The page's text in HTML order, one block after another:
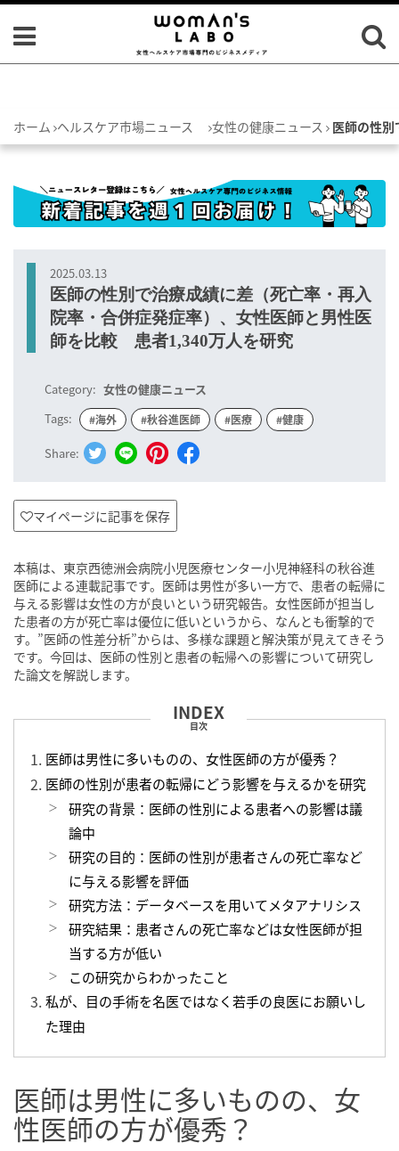
ホーム ヘルスケア市場ニュース 女性の健康ニュース 医師の性
2025.03.13
医師の性別で治療成績に差（死亡率・再入
院率・合併症発症率）、女性医師と男性医
師を比較 患者1,340万人を研究
Category: 女性の健康ニュース
Tags:
#海外 #秋谷進医師 #医療 #健康
Share:
マイページに記事を保存
本稿は、東京西徳洲会病院小児医療センター小児神経科の秋谷進
医師による連載記事です。医師は男性が多い一方で、患者の転帰に
与える影響は女性の方が良いという研究報告。女性医師が担当し
た患者の方が死亡率は優位に低いというから、なんとも衝撃的で
す。”医師の性差分析”からは、多様な課題と解決策が見えてきそう
です。今回は、医師の性別と患者の転帰への影響について研究し
た論文を解説します。
目次
医師は男性に多いものの、女性医師の方が優秀？
医師の性別が患者の転帰にどう影響を与えるかを研究
研究の背景：医師の性別による患者への影響は議
論中
研究の目的：医師の性別が患者さんの死亡率など
に与える影響を評価
研究方法：データベースを用いてメタアナリシス
研究結果：患者さんの死亡率などは女性医師が担
当する方が低い
この研究からわかったこと
私が、目の手術を名医ではなく若手の良医にお願いし
た理由
医師は男性に多いものの、女
性医師の方が優秀？